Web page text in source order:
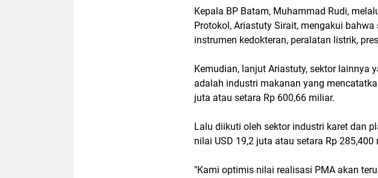
Kepala BP Batam, Muhammad Rudi,
Protokol, Ariastuty Sirait, mengakui
instrumen kedokteran, peralatan listrik,
Kemudian, lanjut Ariastuty, sektor lainnya
adalah industri makanan yang
juta atau setara Rp 600,66 miliar.
Lalu diikuti oleh sektor industri karet dan
nilai USD 19,2 juta atau setara Rp 285,400
"Kami optimis nilai realisasi PMA akan